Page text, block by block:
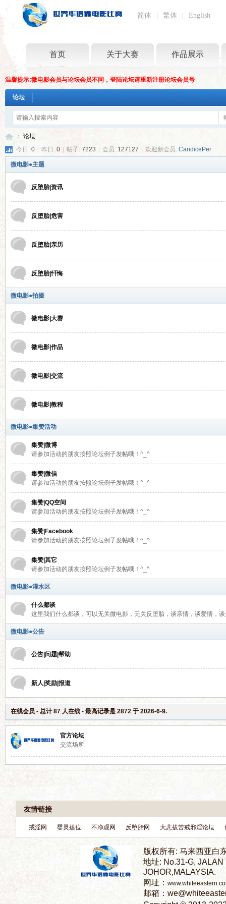
简体 繁体 English
首页 关于大赛 作品展示
温馨提示:微电影会员与论坛会员不同，登陆论坛请重新注册论坛会员号
论坛
微
电
»
论坛
今日: 0 昨日: 0 帖子: 7223 会员: 127127 欢迎新会员: CandicePer
微电影●主题
反堕胎|资讯
反堕胎|危害
反堕胎|亲历
反堕胎|忏悔
微电影●拍摄
微电影|大赛
微电影|作品
微电影|交流
微电影|教程
微电影●集赞活动
集赞|微博
请参加活动的朋友按照论坛例子发帖哦！^_^
集赞|微信
请参加活动的朋友按照论坛例子发帖哦！^_^
集赞|QQ空间
请参加活动的朋友按照论坛例子发帖哦！^_^
集赞|Facebook
请参加活动的朋友按照论坛例子发帖哦！^_^
集赞|其它
请参加活动的朋友按照论坛例子发帖哦！^_^
微电影●灌水区
什么都谈
这里我们什么都谈，可以无关微电影，无关反堕胎，谈亲情，谈爱情，
微电影●公告
公告|问题|帮助
新人|奖励|报道
在线会员 - 总计 87 人在线 - 最高记录是 2872 于 2026-6-9.
官方论坛
交流场所